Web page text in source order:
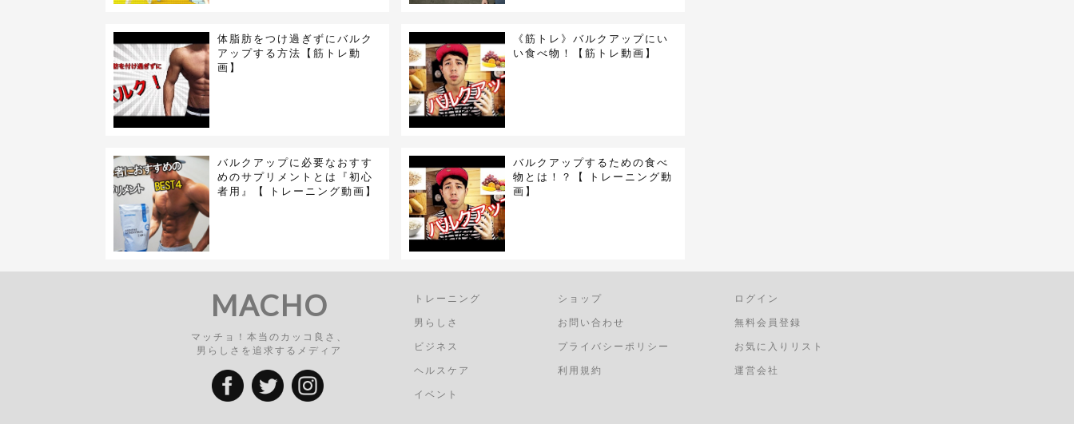
体脂肪をつけ過ぎずにバルク
アップする方法【筋トレ動
画】
《筋トレ》バルクアップにい
い食べ物！【筋トレ動画】
バルクアップに必要なおすす
めのサプリメントとは『初心
者用』【 トレーニング動画】
バルクアップするための食べ
物とは！？【 トレーニング動
画】
MACHO
マッチョ！本当のカッコ良さ、
男らしさを追求するメディア
トレーニング
男らしさ
ビジネス
ヘルスケア
イベント
ショップ
お問い合わせ
プライバシーポリシー
利用規約
ログイン
無料会員登録
お気に入りリスト
運営会社